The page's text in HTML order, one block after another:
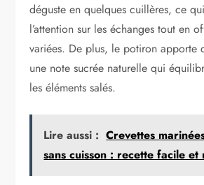
déguste en quelques cuillères, ce
l’attention sur les échanges tout en
variées. De plus, le potiron apporte
une note sucrée naturelle qui
les éléments salés.
Lire aussi : Crevettes
sans cuisson : recette facile et